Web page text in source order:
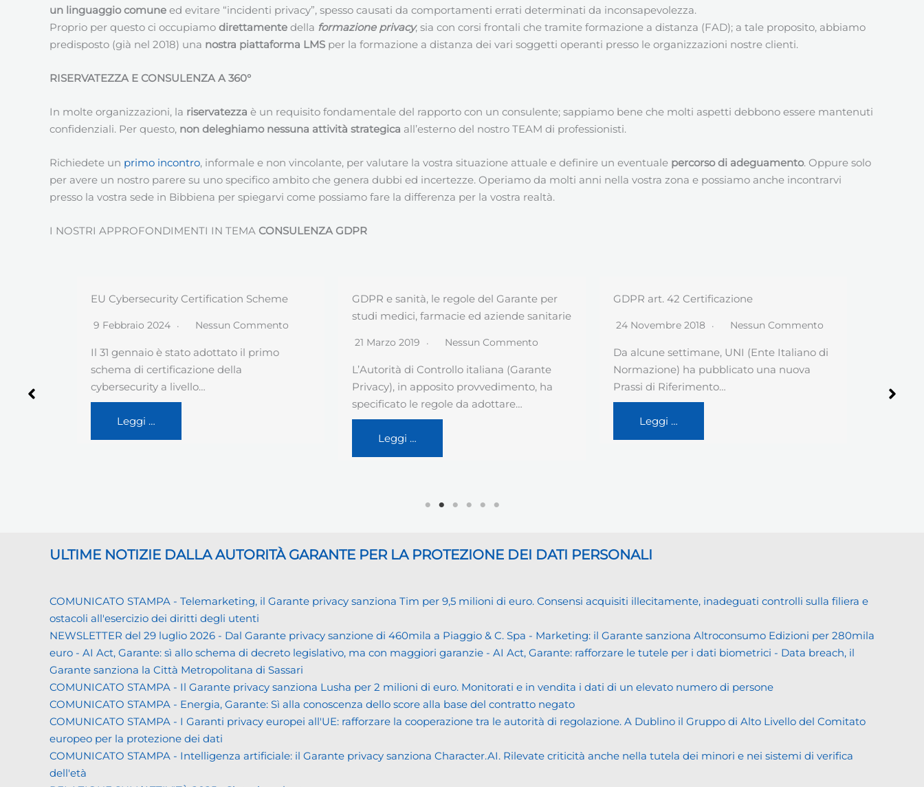
un linguaggio comune ed evitare “incidenti privacy”, spesso causati da comportamenti errati determinati da inconsapevolezza.
Proprio per questo ci occupiamo direttamente della formazione privacy, sia con corsi frontali che tramite formazione a distanza (FAD); a tale proposito, abbiamo
predisposto (già nel 2018) una nostra piattaforma LMS per la formazione a distanza dei vari soggetti operanti presso le organizzazioni nostre clienti.
RISERVATEZZA E CONSULENZA A 360°
In molte organizzazioni, la riservatezza è un requisito fondamentale del rapporto con un consulente; sappiamo bene che molti aspetti debbono essere mantenuti
confidenziali. Per questo, non deleghiamo nessuna attività strategica all’esterno del nostro TEAM di professionisti.
Richiedete un primo incontro, informale e non vincolante, per valutare la vostra situazione attuale e definire un eventuale percorso di adeguamento. Oppure solo
per avere un nostro parere su uno specifico ambito che genera dubbi ed incertezze. Operiamo da molti anni nella vostra zona e possiamo anche incontrarvi
presso la vostra sede in Bibbiena per spiegarvi come possiamo fare la differenza per la vostra realtà.
I NOSTRI APPROFONDIMENTI IN TEMA CONSULENZA GDPR
GDPR e sanità, le regole del Garante per
L’Autorità di Controllo italiana (Garante
Privacy), in apposito provvedimento, ha
specificato le regole da adottare…
Leggi …
GDPR art. 42 Certificazione
24 Novembre 2018
Normazione) ha pubblicato una nuova
Prassi di Riferimento…
Leggi …
Svizzera e GDPR
24 Aprile 2018 Nessun Commento
Quando mancano esattamente 30 giorni
all’applicazione del GDPR, la tensione stà
aumentando. Mi scrive un…
Leggi …
ULTIME NOTIZIE DALLA AUTORITÀ GARANTE PER LA PROTEZIONE DEI DATI PERSONALI
COMUNICATO STAMPA - Telemarketing, il Garante privacy sanziona Tim per 9,5 milioni di euro. Consensi acquisiti illecitamente, inadeguati controlli sulla filiera e
ostacoli all'esercizio dei diritti degli utenti
NEWSLETTER del 29 luglio 2026 - Dal Garante privacy sanzione di 460mila a Piaggio & C. Spa - Marketing: il Garante sanziona Altroconsumo Edizioni per 280mila
euro - AI Act, Garante: sì allo schema di decreto legislativo, ma con maggiori garanzie - AI Act, Garante: rafforzare le tutele per i dati biometrici - Data breach, il
Garante sanziona la Città Metropolitana di Sassari
COMUNICATO STAMPA - Il Garante privacy sanziona Lusha per 2 milioni di euro. Monitorati e in vendita i dati di un elevato numero di persone
COMUNICATO STAMPA - Energia, Garante: Sì alla conoscenza dello score alla base del contratto negato
COMUNICATO STAMPA - I Garanti privacy europei all'UE: rafforzare la cooperazione tra le autorità di regolazione. A Dublino il Gruppo di Alto Livello del Comitato
europeo per la protezione dei dati
COMUNICATO STAMPA - Intelligenza artificiale: il Garante privacy sanziona Character.AI. Rilevate criticità anche nella tutela dei minori e nei sistemi di verifica
dell'età